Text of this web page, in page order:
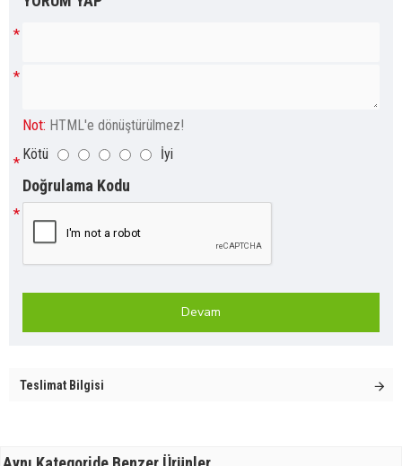
Not: HTML'e dönüştürülmez!
Kötü
İyi
Doğrulama Kodu
Devam
Teslimat Bilgisi